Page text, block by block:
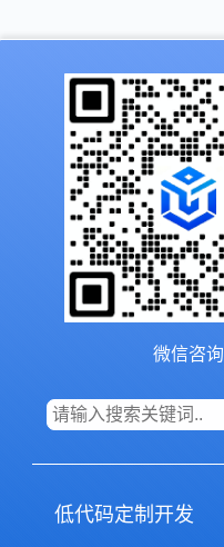
微信咨询
低代码定制开发